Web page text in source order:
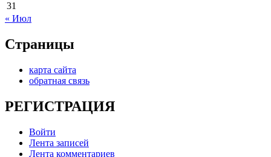
31
« Июл
Страницы
карта сайта
обратная связь
РЕГИСТРАЦИЯ
Войти
Лента записей
Лента комментариев